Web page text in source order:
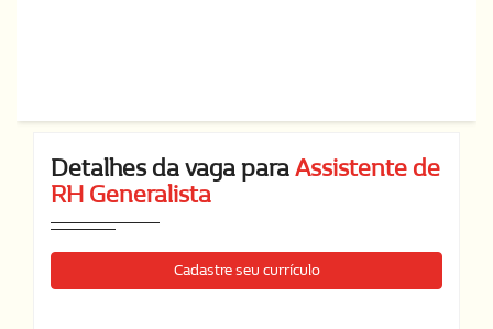
Detalhes da vaga paraAssistente de
RH Generalista
Cadastre seu currículo